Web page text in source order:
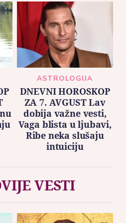
ASTROLOGIJA
DNEVNI HOROSKOP
ZA 7. AVGUST Lav
dobija važne vesti,
Vaga blista u ljubavi,
Ribe neka slušaju
intuiciju
VESTI